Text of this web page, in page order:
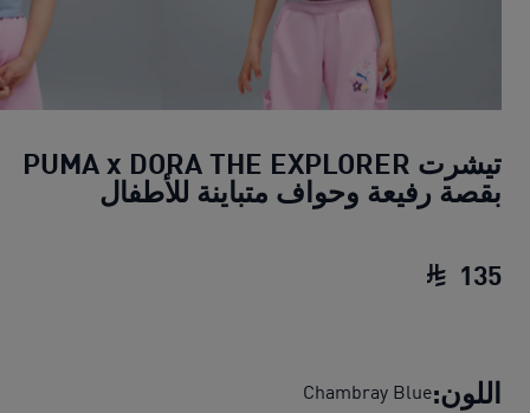
تيشرت PUMA x DORA THE EXPLORER
بقصة رفيعة وحواف متباينة للأطفال
135
اللون:Chambray Blue